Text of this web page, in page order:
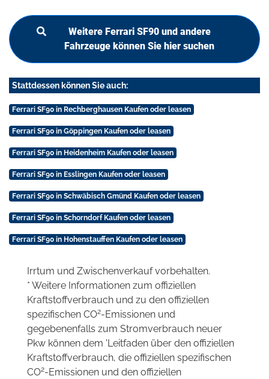
Weitere Ferrari SF90 und andere
Fahrzeuge können Sie hier suchen
Stattdessen können Sie auch:
Ferrari SF90 in Rechberghausen Kaufen oder leasen
Ferrari SF90 in Göppingen Kaufen oder leasen
Ferrari SF90 in Heidenheim Kaufen oder leasen
Ferrari SF90 in Esslingen Kaufen oder leasen
Ferrari SF90 in Schwäbisch Gmünd Kaufen oder leasen
Ferrari SF90 in Schorndorf Kaufen oder leasen
Ferrari SF90 in Hohenstauffen Kaufen oder leasen
Irrtum und Zwischenverkauf vorbehalten.
* Weitere Informationen zum offiziellen
Kraftstoffverbrauch und zu den offiziellen
spezifischen CO2-Emissionen und
gegebenenfalls zum Stromverbrauch neuer
Pkw können dem 'Leitfaden über den offiziellen
Kraftstoffverbrauch, die offiziellen spezifischen
CO2-Emissionen und den offiziellen